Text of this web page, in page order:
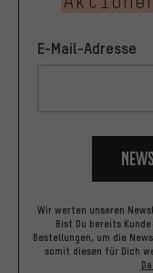
E-Mail-Adresse
Wir werten unseren
Bist Du bereits
Bestellungen, um die
somit diesen für Dich